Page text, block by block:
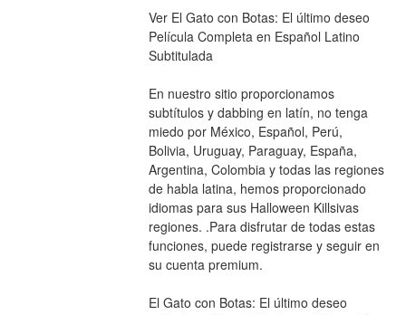
Ver El Gato con Botas: El último deseo
Película Completa en Español Latino
Subtitulada
En nuestro sitio proporcionamos
subtítulos y dabbing en latín, no tenga
miedo por México, Español, Perú,
Bolivia, Uruguay, Paraguay, España,
Argentina, Colombia y todas las regiones
de habla latina, hemos proporcionado
idiomas para sus Halloween Killsivas
regiones. .Para disfrutar de todas estas
funciones, puede registrarse y seguir en
su cuenta premium.
El Gato con Botas: El último deseo